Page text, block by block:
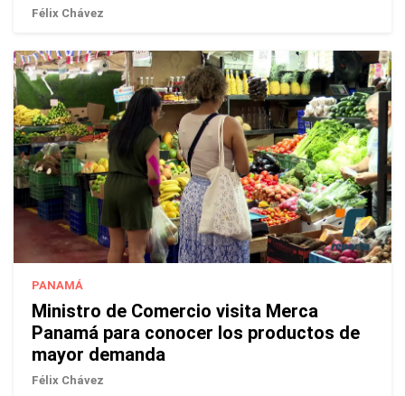
Félix Chávez
PANAMÁ
Ministro de Comercio visita Merca
Panamá para conocer los productos de
mayor demanda
Félix Chávez